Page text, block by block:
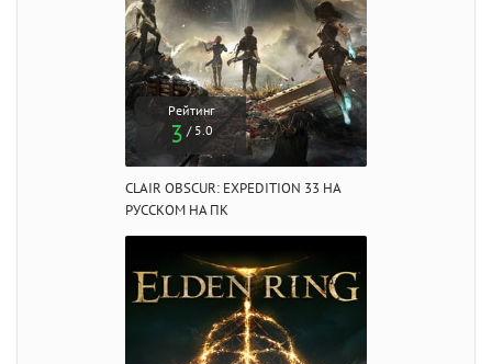
Рейтинг
3 / 5.0
CLAIR OBSCUR: EXPEDITION 33 НА
РУССКОМ НА ПК